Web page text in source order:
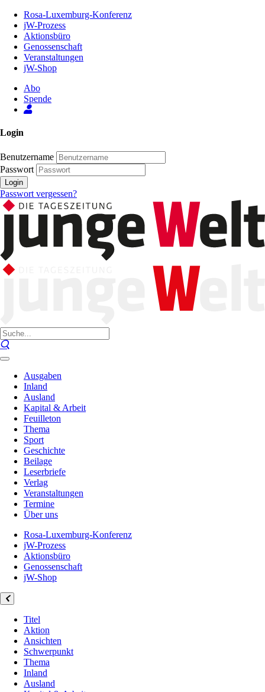
Inhalt
Seite
Rosa-Luxemburg-Konferenz
jW-Prozess
Aktionsbüro
Genossenschaft
Veranstaltungen
jW-Shop
Abo
Spende
Login
Benutzername
Passwort
Login
Passwort vergessen?
Ausgaben
Inland
Ausland
Kapital & Arbeit
Feuilleton
Thema
Sport
Geschichte
Beilage
Leserbriefe
Verlag
Veranstaltungen
Termine
Über uns
Rosa-Luxemburg-Konferenz
jW-Prozess
Aktionsbüro
Genossenschaft
jW-Shop
Titel
Aktion
Ansichten
Schwerpunkt
Thema
Inland
Ausland